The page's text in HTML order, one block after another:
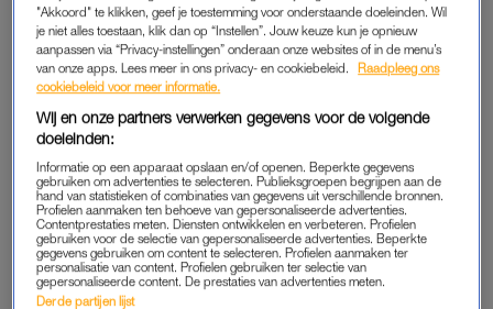
verandering zelden gebeurt zonder de kracht van invloedrijke
personen ‘en in 2019 vond de crisis van de aarde er een in
Thunberg’.
Lees ook
We zien dubbel: Greta Thunberg heeft een historische
lookalike
KLIMAATBEWEGING
Thunberg startte het verzet tegen het klimaat in augustus 2018
door te spijbelen van school. Ze bracht haar dagen door voor
"Akkoord" te klikken, geef je toestemming voor onderstaande doeleinden. Wil
je niet alles toestaan, klik dan op “Instellen”. Jouw keuze kun je opnieuw
aanpassen via “Privacy-instellingen” onderaan onze websites of in de menu’s
van onze apps. Lees meer in ons privacy- en cookiebeleid.
Raadpleeg ons
cookiebeleid voor meer informatie.
Wij en onze partners verwerken gegevens voor de volgende
doeleinden:
Informatie op een apparaat opslaan en/of openen. Beperkte gegevens
gebruiken om advertenties te selecteren. Publieksgroepen begrijpen aan de
hand van statistieken of combinaties van gegevens uit verschillende bronnen.
Profielen aanmaken ten behoeve van gepersonaliseerde advertenties.
Contentprestaties meten. Diensten ontwikkelen en verbeteren. Profielen
gebruiken voor de selectie van gepersonaliseerde advertenties. Beperkte
gegevens gebruiken om content te selecteren. Profielen aanmaken ter
personalisatie van content. Profielen gebruiken ter selectie van
gepersonaliseerde content. De prestaties van advertenties meten.
Derde partijen lijst